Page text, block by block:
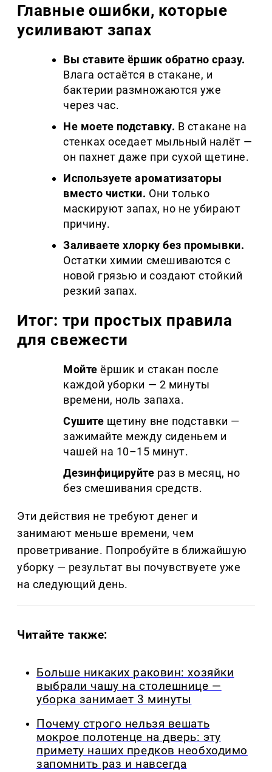
Главные ошибки, которые
усиливают запах
Вы ставите ёршик обратно сразу.
Влага остаётся в стакане, и
бактерии размножаются уже
через час.
Не моете подставку. В стакане на
стенках оседает мыльный налёт —
он пахнет даже при сухой щетине.
Используете ароматизаторы
вместо чистки. Они только
маскируют запах, но не убирают
причину.
Заливаете хлорку без промывки.
Остатки химии смешиваются с
новой грязью и создают стойкий
резкий запах.
Итог: три простых правила
для свежести
Мойте ёршик и стакан после
каждой уборки — 2 минуты
времени, ноль запаха.
Сушите щетину вне подставки —
зажимайте между сиденьем и
чашей на 10–15 минут.
Дезинфицируйте раз в месяц, но
без смешивания средств.
Эти действия не требуют денег и
занимают меньше времени, чем
проветривание. Попробуйте в ближайшую
уборку — результат вы почувствуете уже
на следующий день.
Читайте также:
Больше никаких раковин: хозяйки
выбрали чашу на столешнице —
уборка занимает 3 минуты
Почему строго нельзя вешать
мокрое полотенце на дверь: эту
примету наших предков необходимо
запомнить раз и навсегда